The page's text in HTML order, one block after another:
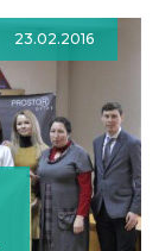
23.02.2016